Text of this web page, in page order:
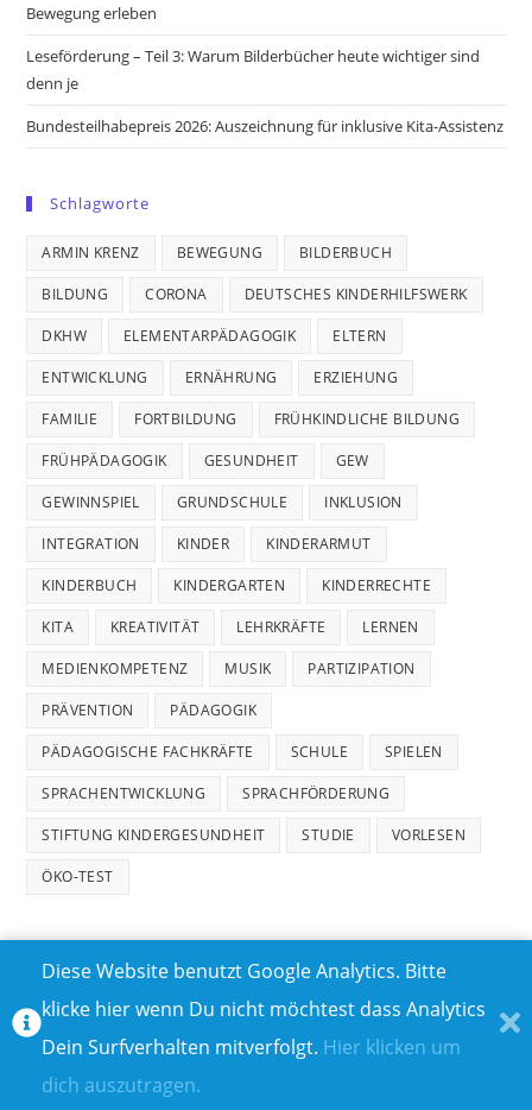
Bewegung erleben
Leseförderung – Teil 3: Warum Bilderbücher heute wichtiger sind
denn je
Bundesteilhabepreis 2026: Auszeichnung für inklusive Kita-Assistenz
Schlagworte
ARMIN KRENZ BEWEGUNG BILDERBUCH
BILDUNG CORONA DEUTSCHES KINDERHILFSWERK
DKHW ELEMENTARPÄDAGOGIK ELTERN
ENTWICKLUNG ERNÄHRUNG ERZIEHUNG
FAMILIE FORTBILDUNG FRÜHKINDLICHE BILDUNG
FRÜHPÄDAGOGIK GESUNDHEIT GEW
GEWINNSPIEL GRUNDSCHULE INKLUSION
INTEGRATION KINDER KINDERARMUT
KINDERBUCH KINDERGARTEN KINDERRECHTE
KITA KREATIVITÄT LEHRKRÄFTE LERNEN
MEDIENKOMPETENZ MUSIK PARTIZIPATION
PRÄVENTION PÄDAGOGIK
PÄDAGOGISCHE FACHKRÄFTE SCHULE SPIELEN
SPRACHENTWICKLUNG SPRACHFÖRDERUNG
STIFTUNG KINDERGESUNDHEIT STUDIE VORLESEN
ÖKO-TEST
TEILNAHMEBEDINGUNGEN FÜR GEWINNSPIELE
IMPRESSUM
ÜBER UNS I
Diese Website benutzt Google Analytics. Bitte
klicke hier wenn Du nicht möchtest dass Analytics
Dein Surfverhalten mitverfolgt. Hier klicken um
dich auszutragen.